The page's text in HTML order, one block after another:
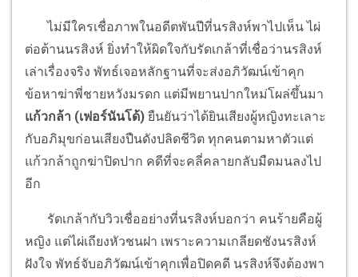
ไม่มีใครเชื่อภาพในอดีตพันปีที่นรสิงห์พาไปเห็น ไผ่
ต่อต้านนรสิงห์ ยิ่งทำให้ผิดใจกับรัดเกล้าที่เชื่อว่านรสิงห์
เล่าเรื่องจริง พัทธ์เจอหลักฐานที่จะส่งอภิวัฒน์เข้าคุก
ข้อหาฆ่าพี่ชายหวังมรดก แต่มีพยานปากใหม่โผล่ขึ้นมา
แก้วกล้า (เฟอร์นันโด้) ยืนยันว่าได้ยินเสียงผู้หญิงทะเลาะ
กับอภิมุขก่อนเสียงปืนดังปลิดชีวิต ทุกคนตามหาตัวแต่
แก้วกล้าถูกฆ่าปิดปาก คดีที่จะคลี่คลายกลับมืดมนลงไป
อีก
รัดเกล้ากับวิวเชื่ออย่างที่นรสิงห์บอกว่า คนร้ายคือผู้
หญิง แต่ไผ่เถียงหัวชนฝา เพราะความเกลียดชังนรสิงห์
ฝังใจ พัทธ์จับอภิวัฒน์เข้าคุกเพื่อปิดคดี นรสิงห์จึงต้องพา